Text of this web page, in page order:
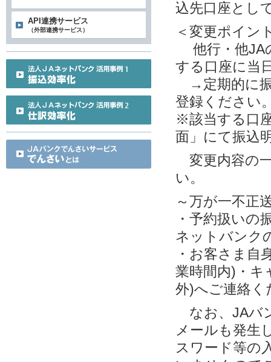
込先口座とし
＜変更ポイン
他行・他JA
する口座に当
→定期的に振
登録ください
※該当する口
面」にて振込
変更内容の
い。
～万が一不正
・予約扱いの
ネットバンク
・お客さま自
業時間内)・キ
外)へご連絡く
なお、JAバ
メールも発生
スワード等の
API連携サービス
（外部連携サービス）